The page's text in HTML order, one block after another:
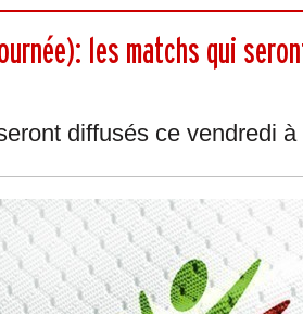
les matchs qui
diffusés ce vendredi